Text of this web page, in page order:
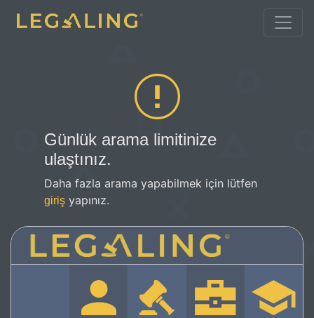
Günlük arama limitinize
ulaştınız.
Daha fazla arama yapabilmek için lütfen
giriş yapınız.